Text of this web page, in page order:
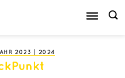
2023 | 2024